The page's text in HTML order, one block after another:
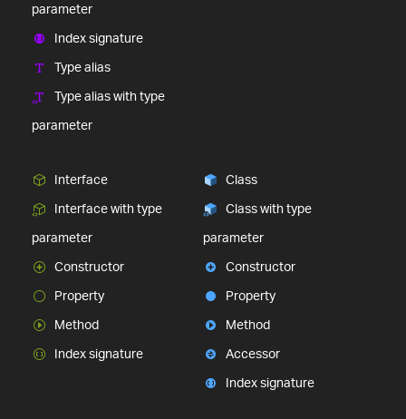
parameter
Index signature
Type alias
Type alias with type
parameter
Interface
Interface with type
parameter
Constructor
Property
Method
Index signature
Class
Class with type
parameter
Constructor
Property
Method
Accessor
Index signature